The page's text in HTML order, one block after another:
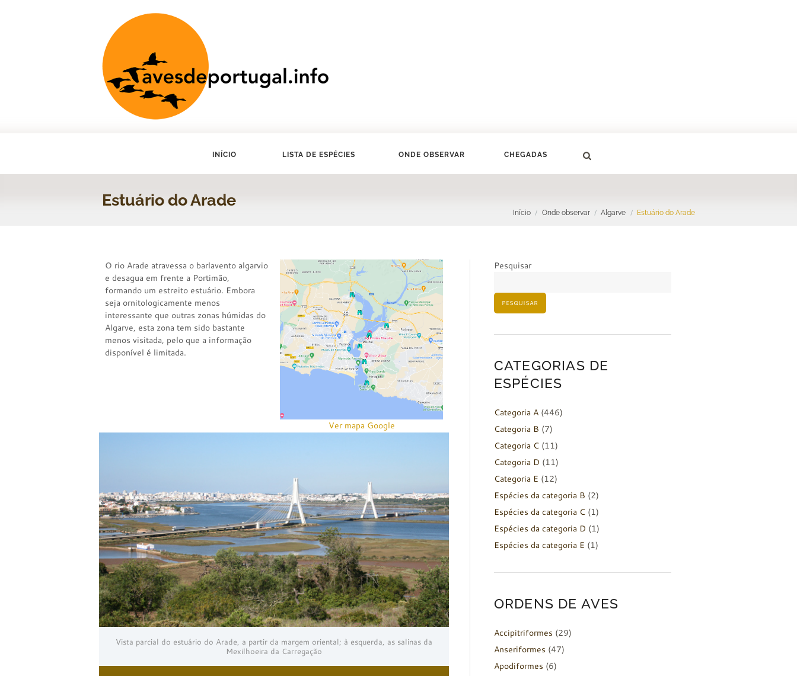
INÍCIO LISTA DE ESPÉCIES ONDE OBSERVAR CHEGADAS
Estuário do Arade
Início Onde observar Algarve Estuário do Arade
O rio Arade atravessa o barlavento algarvio
e desagua em frente a Portimão,
formando um estreito estuário. Embora
seja ornitologicamente menos
interessante que outras zonas húmidas do
Algarve, esta zona tem sido bastante
menos visitada, pelo que a informação
disponível é limitada.
Ver mapa Google
Vista parcial do estuário do Arade, a partir da margem oriental; à esquerda, as salinas da
Mexilhoeira da Carregação
Pesquisar
PESQUISAR
CATEGORIAS DE
ESPÉCIES
Categoria A(446)
Categoria B (7)
Categoria C(11)
Categoria D (11)
Categoria E (12)
Espécies da categoria B (2)
Espécies da categoria C(1)
Espécies da categoria D (1)
Espécies da categoria E (1)
ORDENS DE AVES
Accipitriformes (29)
Anseriformes (47)
Apodiformes (6)